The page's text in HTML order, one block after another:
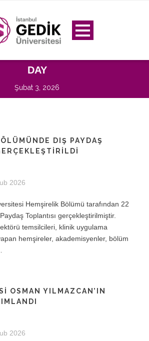
DAY
Şubat 3, 2026
DIŞ PAYDAŞ
2026
Hemşirelik Bölümü tarafından 22
Toplantısı gerçekleştirilmiştir.
temsilcileri, klinik uygulama
hemşireler, akademisyenler, bölüm
OSMAN YILMAZCAN’IN
2026